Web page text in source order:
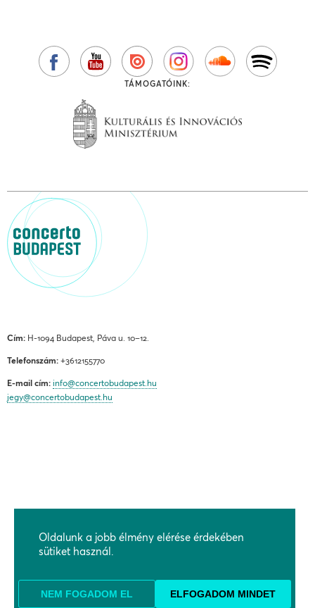
TÁMOGATÓINK:
Cím: H-1094 Budapest, Páva u. 10–12.
Telefonszám: +3612155770
E-mail cím: info@concertobudapest.hu
jegy@concertobudapest.hu
ADATKEZELÉSI ÉS ADATVÉDELMI TÁJÉKOZTATÓ
BEJELENTÉSI RENDSZEREK
TÁMOGATÓK
PARTNEREK
Oldalunk a jobb élmény elérése érdekében
sütiket használ.
NEM FOGADOM EL ELFOGADOM MINDET